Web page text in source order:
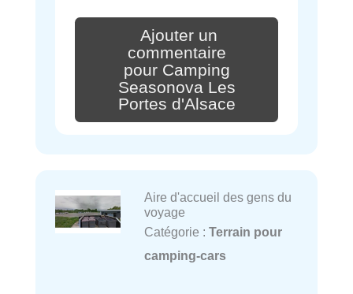
Ajouter un
commentaire
pour Camping
Seasonova Les
Portes d'Alsace
Aire d'accueil des gens du
voyage
Catégorie : Terrain pour
camping-cars